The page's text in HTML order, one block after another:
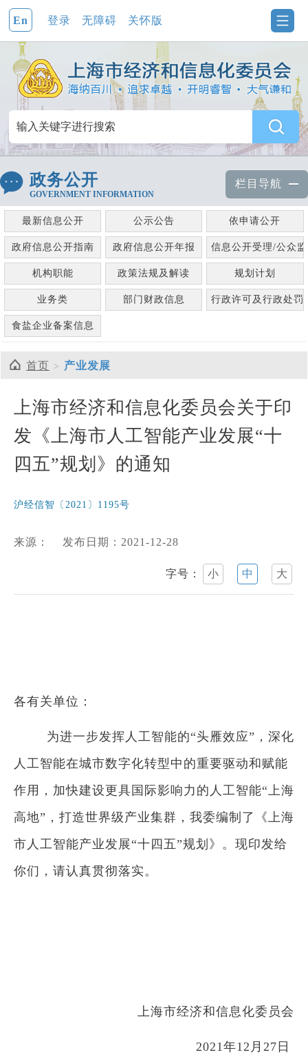
En 登录 无障碍 关怀版
政务公开
GOVERNMENT INFORMATION
栏目导航
最新信息公开 公示公告 依申请公开
政府信息公开指南 政府信息公开年报 信息公开受理/公众
机构职能 政策法规及解读 规划计划
业务类 部门财政信息 行政许可及行政处罚
食盐企业备案信息
首页 产业发展
上海市经济和信息化委员会关于印
发《上海市人工智能产业发展“十
四五”规划》的通知
沪经信智〔2021〕1195号
来源： 发布日期：2021-12-28
字号：小 中 大
各有关单位：
为进一步发挥人工智能的“头雁效应”，深化
人工智能在城市数字化转型中的重要驱动和赋能
作用，加快建设更具国际影响力的人工智能“上海
高地”，打造世界级产业集群，我委编制了《上海
市人工智能产业发展“十四五”规划》。现印发给
你们，请认真贯彻落实。
上海市经济和信息化委员会
2021年12月27日